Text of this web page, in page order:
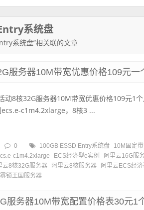
系统盘
系统盘”相关联的文章
服务器10M带宽优惠价格109元一
动8核32G服务器10M带宽优惠价格109元1
ecs.e-c1m4.2xlarge，8核3 ...
0 100GB ESSD Entry系统盘 10M固定
c1m4.2xlarge ECS经济型e实例 阿里云16G服
云8核32G服务器 阿里云8核服务器 阿里云ECS经济
锁王国服务器
服务器10M带宽配置价格表30元1